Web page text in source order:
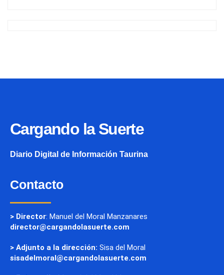
Cargando la Suerte
Diario Digital de Información Taurina
Contacto
> Director: Manuel del Moral Manzanares
director@cargandolasuerte.com
> Adjunto a la dirección: Sisa del Moral
sisadelmoral@cargandolasuerte.com